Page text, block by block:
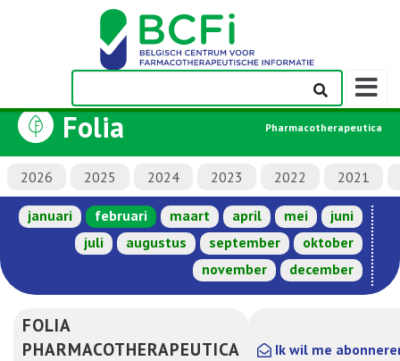
Folia Pharmacotherapeutica
2026 2025 2024 2023 2022 2021
januari februari maart april mei
juni
juli
augustus september
oktober
november
december
FOLIA
PHARMACOTHERAPEUTICA
Ik wil me